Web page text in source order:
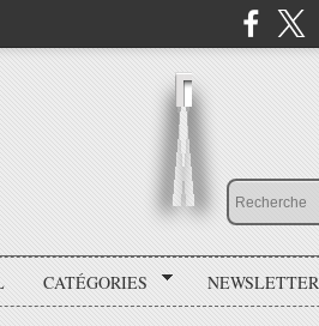
CATÉGORIES NEWSLETTER